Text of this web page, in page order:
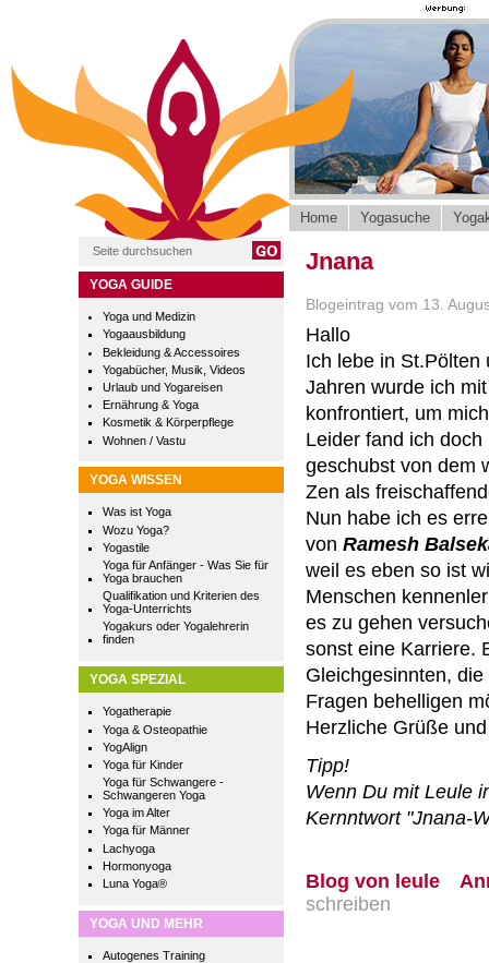
YOGA GUIDE
Yoga und Medizin
Yogaausbildung
Bekleidung & Accessoires
Yogabücher, Musik, Videos
Urlaub und Yogareisen
Ernährung & Yoga
Kosmetik & Körperpflege
Wohnen / Vastu
YOGA WISSEN
Was ist Yoga
Wozu Yoga?
Yogastile
Yoga für Anfänger - Was Sie für
Yoga brauchen
Qualifikation und Kriterien des
Yoga-Unterrichts
Yogakurs oder Yogalehrerin
finden
YOGA SPEZIAL
Yogatherapie
Yoga & Osteopathie
YogAlign
Yoga für Kinder
Yoga für Schwangere -
Schwangeren Yoga
Yoga im Alter
Yoga für Männer
Lachyoga
Hormonyoga
Luna Yoga®
YOGA UND MEHR
Autogenes Training
Home Yogasuche
Jnana
Blogeintrag vom 13.
Hallo
Ich lebe in St.Pölten
Jahren wurde ich
konfrontiert, um
Leider fand ich
geschubst von dem
Zen als
Nun habe ich es
von Ramesh
weil es eben so ist
Menschen
es zu gehen
sonst eine Karriere.
Gleichgesinnten,
Fragen behelligen
Herzliche Grüße
Tipp!
Wenn Du mit Leule
Kernntwort "Jnana-
Blog von leule
schreiben